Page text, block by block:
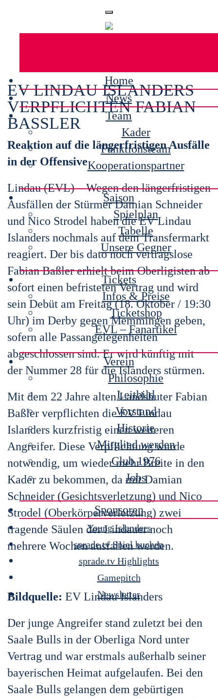
Home
News
Team
Kader
Funktionsteam
Kooperationspartner
Saison
Spielplan
Tabelle
Unsere Gegner
Tickets
Infos & Preise
Ticketshop
EVL – Fanartikel
Verein
Philosophie
Leitbild
Vorstand
Historie
Mitglied werden
Club 1976
Jobs
Sponsoren
Young Islanders
sprade.tv Spiel buchen
sprade.tv Highlights
Gamepitch
Newsletter
EV LINDAU ISLANDERS
VERPFLICHTEN FABIAN
BASSLER
Reaktion auf die längerfristigen Ausfälle
in der Offensive
Lindau (EVL) – Wegen den längerfristigen
Ausfällen der Stürmer Damian Schneider
und Nico Strodel haben die EV Lindau
Islanders nochmals auf dem Transfermarkt
reagiert. Der bis dato noch vertragslose
Fabian Baßler erhielt beim Oberligisten ab
sofort einen befristeten Vertrag und wird
sein Debüt am Freitag (18. Oktober / 19:30
Uhr) im Derby gegen Memmingen geben,
sofern alle Passangelegenheiten
abgeschlossen sind. Er wird künftig mit
der Nummer 28 für die Islanders stürmen.
Mit dem 22 Jahre alten Landshuter Fabian
Baßler verpflichten die EV Lindau
Islanders kurzfristig einen weiteren
Angreifer. Diese Verpflichtung wurde
notwendig, um wieder mehr Breite in den
Kader zu bekommen, da mit Damian
Schneider (Gesichtsverletzung) und Nico
Strodel (Oberkörperverletzung) zwei
tragende Säulen der Lindauer noch
mehrere Wochen ausfallen werden.
Bildquelle: EV Lindau Islanders
Der junge Angreifer stand zuletzt bei den
Saale Bulls in der Oberliga Nord unter
Vertrag und war erstmals außerhalb seiner
bayerischen Heimat aufgelaufen. Bei den
Saale Bulls gelangen dem gebürtigen